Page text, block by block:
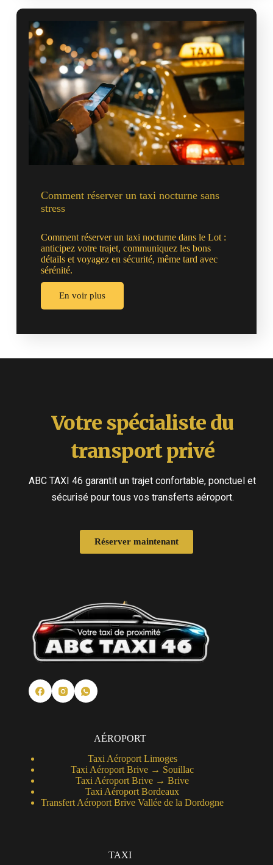
Comment réserver un taxi nocturne sans
stress
Comment réserver un taxi nocturne dans le Lot :
anticipez votre trajet, communiquez les bons
détails et voyagez en sécurité, même tard avec
sérénité.
En voir plus
Votre spécialiste du
transport privé
ABC TAXI 46 garantit un trajet confortable, ponctuel et
sécurisé pour tous vos transferts aéroport.
Réserver maintenant
AÉROPORT
Taxi Aéroport Limoges
Taxi Aéroport Brive → Souillac
Taxi Aéroport Brive →Brive
Taxi Aéroport Bordeaux
Transfert Aéroport Brive Vallée de la Dordogne
TAXI